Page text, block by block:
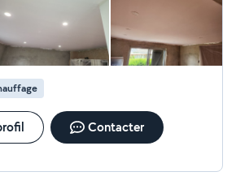
Contacter